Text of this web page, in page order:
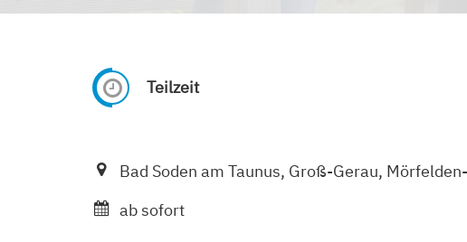
Teilzeit
Bad Soden am Taunus, Groß-Gerau,
ab sofort